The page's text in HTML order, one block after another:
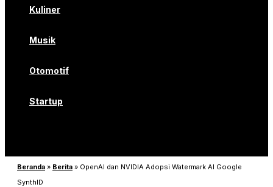
Kuliner
Musik
Otomotif
Startup
Beranda » Berita » OpenAI dan NVIDIA Adopsi Watermark AI Google
SynthID